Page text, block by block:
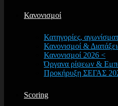
Κανονισμοί
Κατηγορίες,
Κανονισμοί &
Κανονισμοί 2026 <
Όργανα ρίψεων &
Προκήρυξη ΣΕΓΑΣ
Scoring